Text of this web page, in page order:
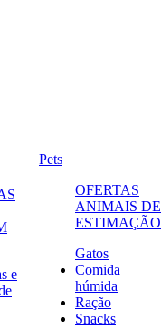
e
Pets
OFERTAS
ANIMAIS DE
ESTIMAÇÃO
Gatos
Comida
húmida
Ração
Snacks